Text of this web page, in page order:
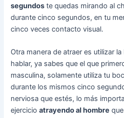
segundos te quedas mirando al
durante cinco segundos, en tu
cinco veces contacto visual.
Otra manera de atraer es utilizar
hablar, ya sabes que el que
masculina, solamente utiliza tu
durante los mismos cinco
nerviosa que estés, lo más
ejercicioatrayendo al hombre